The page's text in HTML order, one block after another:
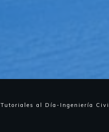
Tutoriales al Día-Ingeniería Civil